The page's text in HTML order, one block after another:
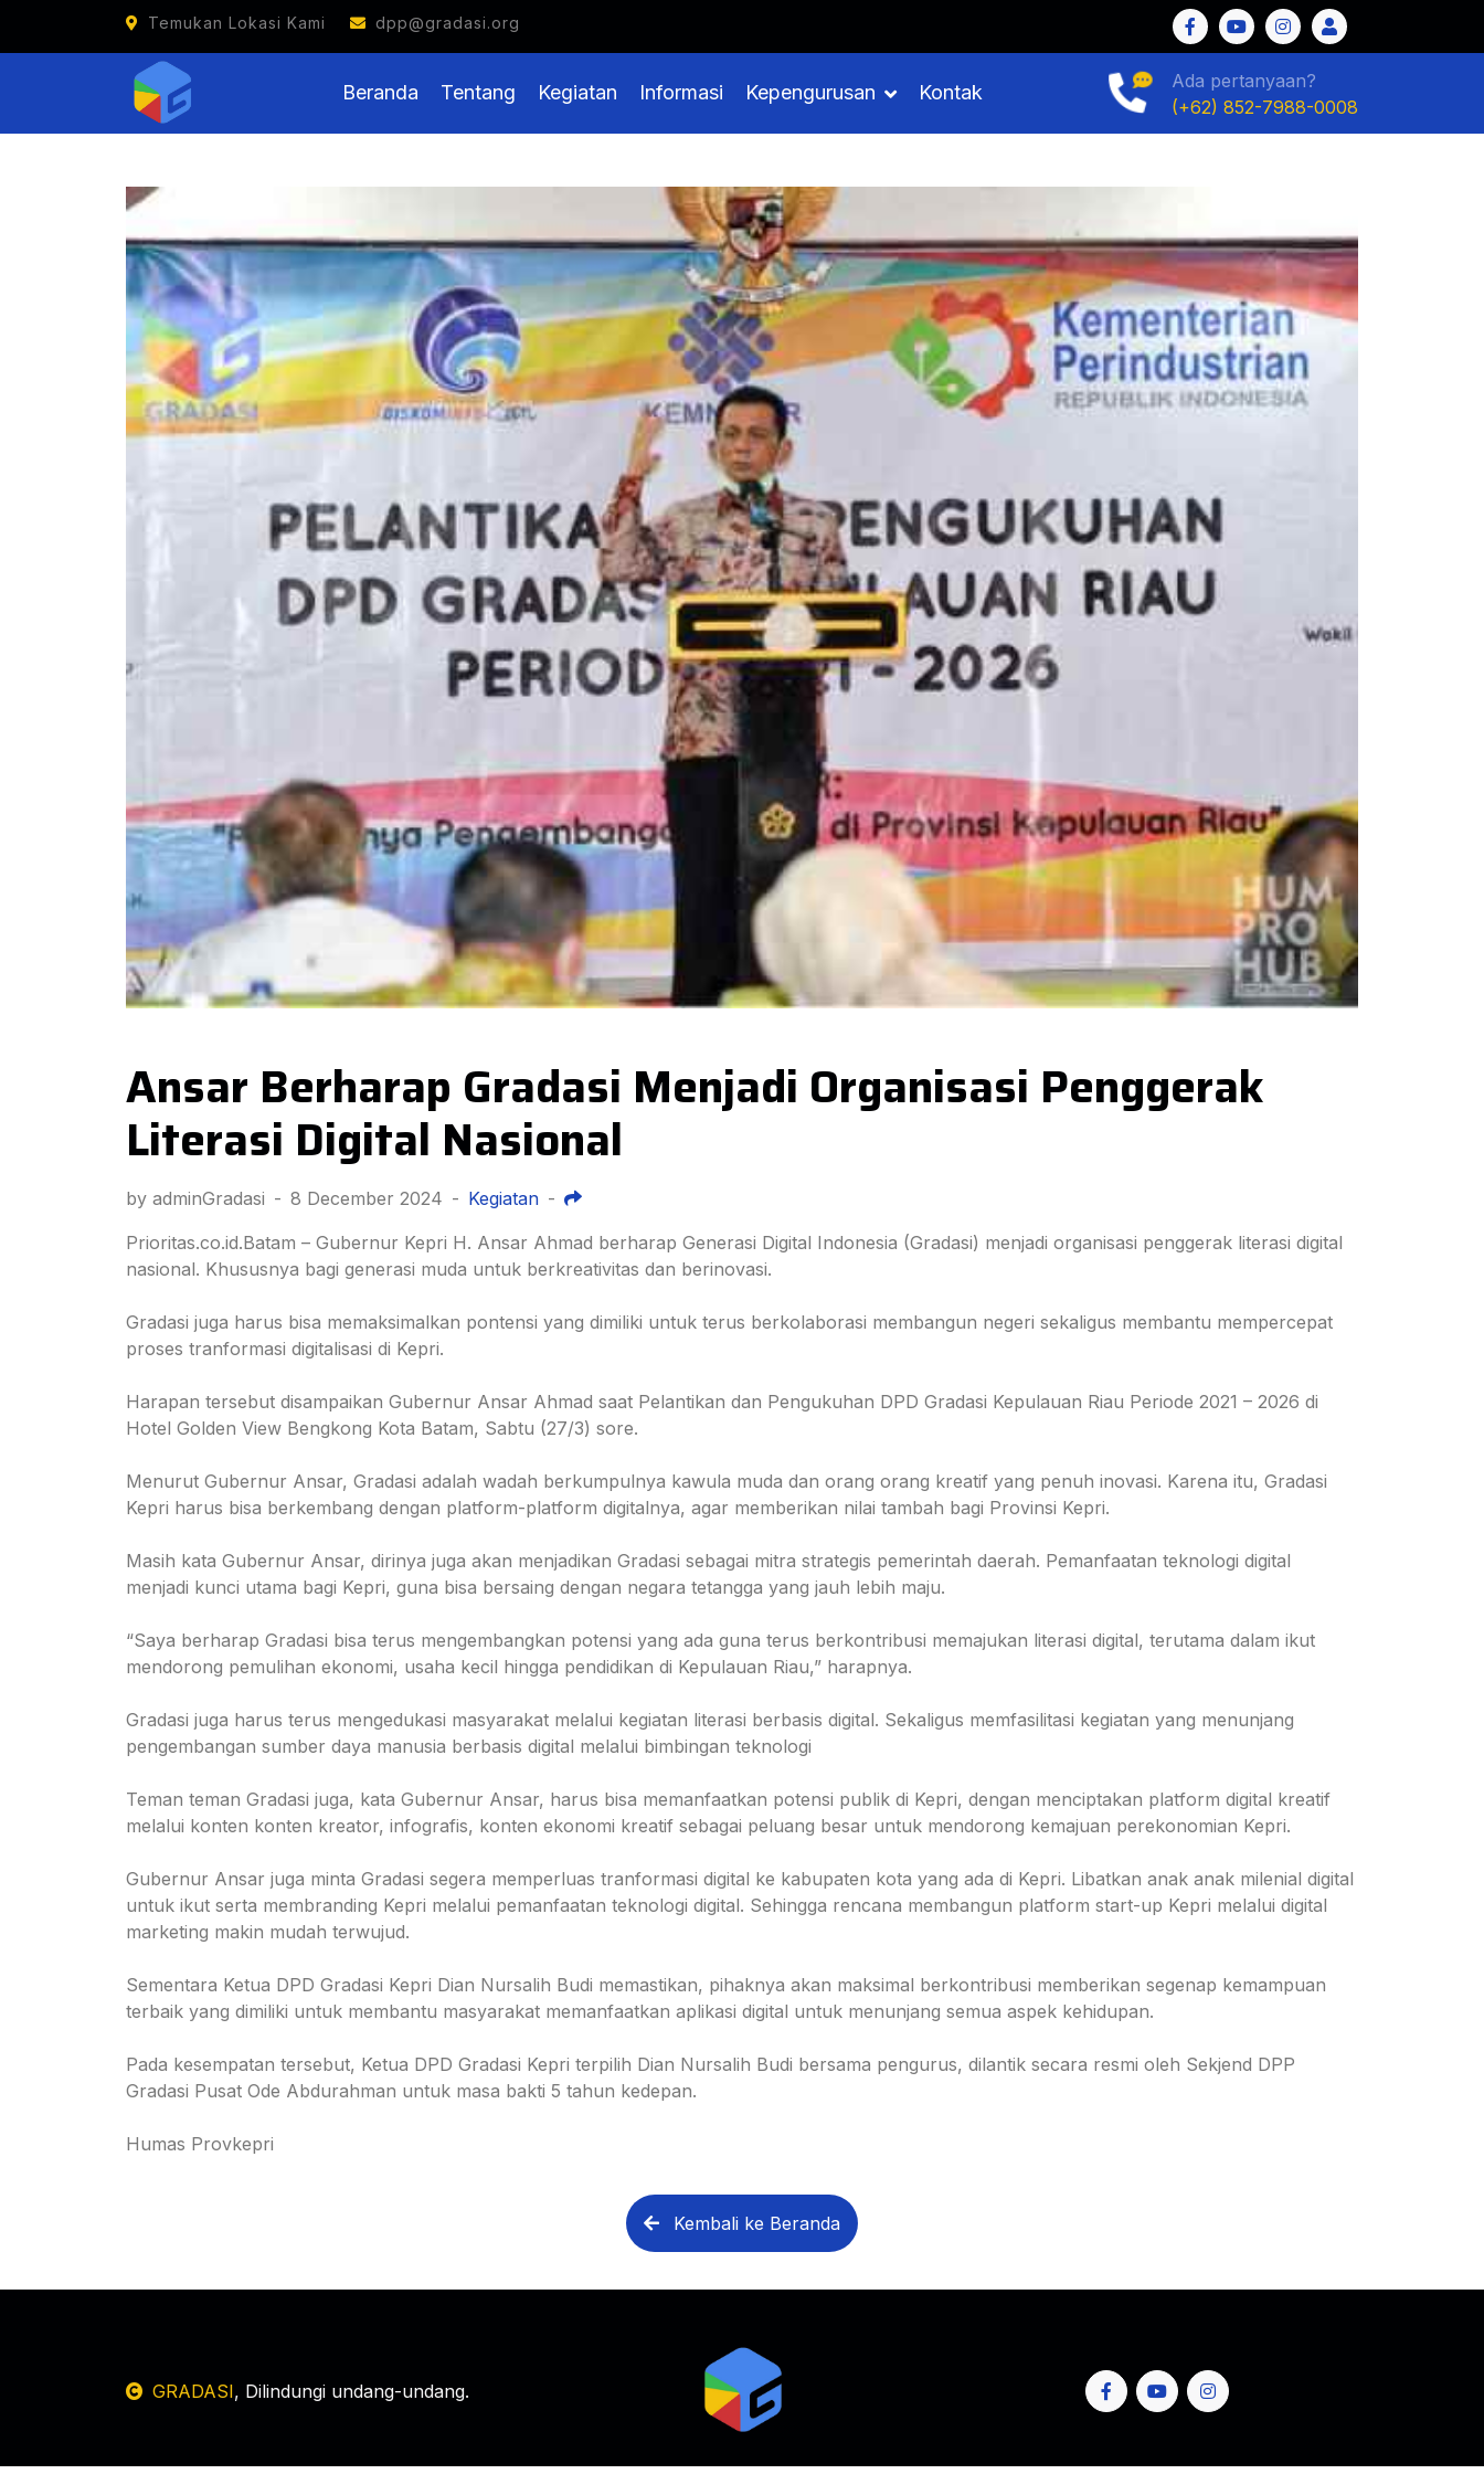
Temukan Lokasi Kami dpp@gradasi.org
Beranda Tentang Kegiatan Informasi Kepengurusan Kontak
Ada pertanyaan?
(+62) 852-7988-0008
Ansar Berharap Gradasi Menjadi Organisasi Penggerak
Literasi Digital Nasional
by adminGradasi - 8 December 2024 - Kegiatan -
Prioritas.co.id.Batam – Gubernur Kepri H. Ansar Ahmad berharap Generasi Digital Indonesia (Gradasi) menjadi organisasi penggerak literasi digital
nasional. Khususnya bagi generasi muda untuk berkreativitas dan berinovasi.
Gradasi juga harus bisa memaksimalkan pontensi yang dimiliki untuk terus berkolaborasi membangun negeri sekaligus membantu mempercepat
proses tranformasi digitalisasi di Kepri.
Harapan tersebut disampaikan Gubernur Ansar Ahmad saat Pelantikan dan Pengukuhan DPD Gradasi Kepulauan Riau Periode 2021 – 2026 di
Hotel Golden View Bengkong Kota Batam, Sabtu (27/3) sore.
Menurut Gubernur Ansar, Gradasi adalah wadah berkumpulnya kawula muda dan orang orang kreatif yang penuh inovasi. Karena itu, Gradasi
Kepri harus bisa berkembang dengan platform-platform digitalnya, agar memberikan nilai tambah bagi Provinsi Kepri.
Masih kata Gubernur Ansar, dirinya juga akan menjadikan Gradasi sebagai mitra strategis pemerintah daerah. Pemanfaatan teknologi digital
menjadi kunci utama bagi Kepri, guna bisa bersaing dengan negara tetangga yang jauh lebih maju.
“Saya berharap Gradasi bisa terus mengembangkan potensi yang ada guna terus berkontribusi memajukan literasi digital, terutama dalam ikut
mendorong pemulihan ekonomi, usaha kecil hingga pendidikan di Kepulauan Riau,” harapnya.
Gradasi juga harus terus mengedukasi masyarakat melalui kegiatan literasi berbasis digital. Sekaligus memfasilitasi kegiatan yang menunjang
pengembangan sumber daya manusia berbasis digital melalui bimbingan teknologi
Teman teman Gradasi juga, kata Gubernur Ansar, harus bisa memanfaatkan potensi publik di Kepri, dengan menciptakan platform digital kreatif
melalui konten konten kreator, infografis, konten ekonomi kreatif sebagai peluang besar untuk mendorong kemajuan perekonomian Kepri.
Gubernur Ansar juga minta Gradasi segera memperluas tranformasi digital ke kabupaten kota yang ada di Kepri. Libatkan anak anak milenial digital
untuk ikut serta membranding Kepri melalui pemanfaatan teknologi digital. Sehingga rencana membangun platform start-up Kepri melalui digital
marketing makin mudah terwujud.
Sementara Ketua DPD Gradasi Kepri Dian Nursalih Budi memastikan, pihaknya akan maksimal berkontribusi memberikan segenap kemampuan
terbaik yang dimiliki untuk membantu masyarakat memanfaatkan aplikasi digital untuk menunjang semua aspek kehidupan.
Pada kesempatan tersebut, Ketua DPD Gradasi Kepri terpilih Dian Nursalih Budi bersama pengurus, dilantik secara resmi oleh Sekjend DPP
Gradasi Pusat Ode Abdurahman untuk masa bakti 5 tahun kedepan.
Humas Provkepri
Kembali ke Beranda
GRADASI, Dilindungi undang-undang.